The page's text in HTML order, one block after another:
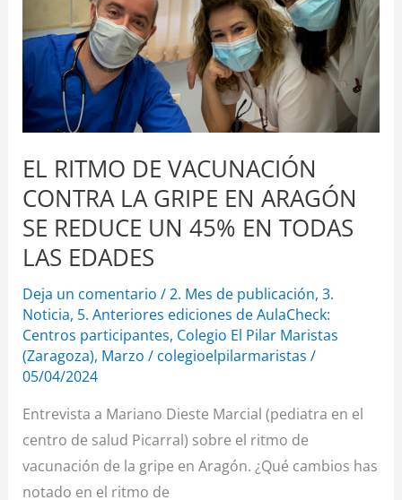
EL RITMO DE VACUNACIÓN
CONTRA LA GRIPE EN ARAGÓN
SE REDUCE UN 45% EN TODAS
LAS EDADES
Deja un comentario /2. Mes de publicación, 3.
Noticia, 5. Anteriores ediciones de AulaCheck:
Centros participantes, Colegio El Pilar Maristas
(Zaragoza), Marzo / colegioelpilarmaristas /
05/04/2024
Entrevista a Mariano Dieste Marcial (pediatra en el
centro de salud Picarral) sobre el ritmo de
vacunación de la gripe en Aragón. ¿Qué cambios has
notado en el ritmo de
CONTRA
LA
GRIPE
EN
ARAGÓN
REDUCE
UN
45%
EN
TODAS
LAS
EDADES